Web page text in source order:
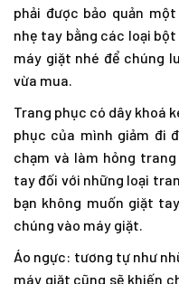
phải được bảo quản
nhẹ tay bằng các loại
máy giặt nhé để chúng
vừa mua.
Trang phục có dây khoá
phục của mình giảm đi
chạm và làm hỏng
tay đối với những loại
bạn không muốn giặt
chúng vào máy giặt.
Áo ngực: tương tự như
máy giặt cũng sẽ khiến